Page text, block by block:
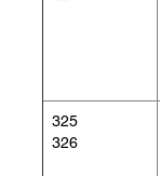
325
326